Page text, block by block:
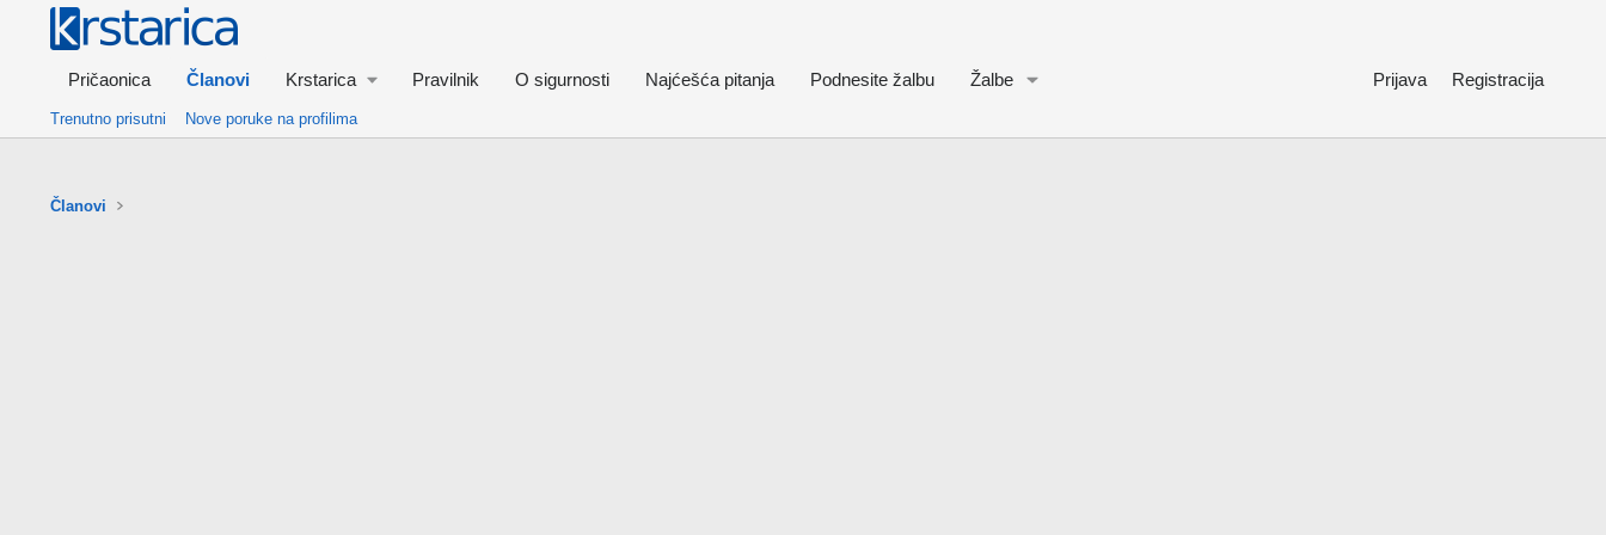
Pričaonica Članovi Krstarica Pravilnik O sigurnosti Najćešća pitanja Podnesite žalbu Žalbe Prijava Registracija
Trenutno prisutni Nove poruke na profilima
Članovi